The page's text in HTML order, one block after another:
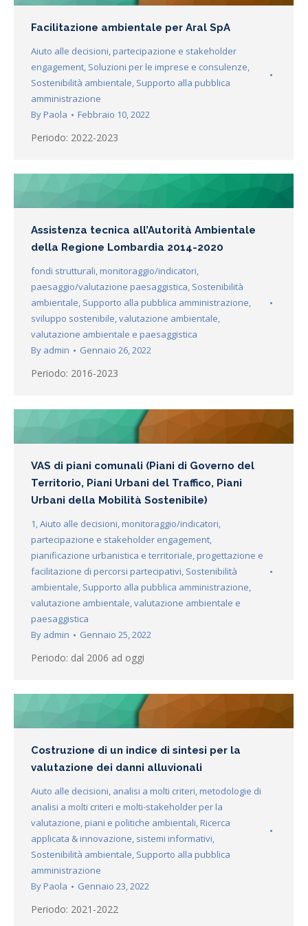
Facilitazione ambientale per Aral SpA
Aiuto alle decisioni, partecipazione e stakeholder
engagement, Soluzioni per le imprese e consulenze,
Sostenibilità ambientale, Supporto alla pubblica
amministrazione
By Paola Febbraio 10, 2022
Periodo: 2022-2023
Assistenza tecnica all’Autorità Ambientale
della Regione Lombardia 2014-2020
fondi strutturali, monitoraggio/indicatori,
paesaggio/valutazione paesaggistica, Sostenibilità
ambientale, Supporto alla pubblica amministrazione,
sviluppo sostenibile,valutazione ambientale,
valutazione ambientale e paesaggistica
By admin Gennaio 26, 2022
Periodo: 2016-2023
VAS di piani comunali (Piani di Governo del
Territorio, Piani Urbani del Traffico, Piani
Urbani della Mobilità Sostenibile)
1,Aiuto alle decisioni, monitoraggio/indicatori,
partecipazione e stakeholder engagement,
pianificazione urbanistica e territoriale, progettazione e
facilitazione di percorsi partecipativi, Sostenibilità
ambientale, Supporto alla pubblica amministrazione,
valutazione ambientale,valutazione ambientale e
paesaggistica
By admin Gennaio 25, 2022
Periodo: dal 2006 ad oggi
Costruzione di un indice di sintesi per la
valutazione dei danni alluvionali
Aiuto alle decisioni, analisi a molti criteri, metodologie di
analisi a molti criteri e molti-stakeholder per la
valutazione, piani e politiche ambientali, Ricerca
applicata & innovazione, sistemi informativi,
Sostenibilità ambientale, Supporto alla pubblica
amministrazione
By Paola Gennaio 23, 2022
Periodo: 2021-2022